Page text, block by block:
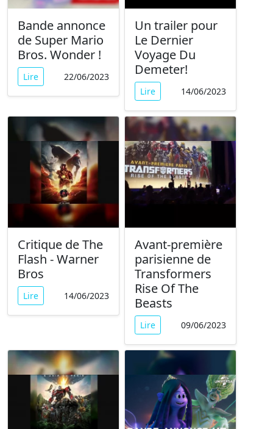
Bande annonce
de Super Mario
Bros. Wonder !
Lire 22/06/2023
Un trailer pour
Le Dernier
Voyage Du
Demeter!
Lire 14/06/2023
Critique de The
Flash - Warner
Bros
Lire 14/06/2023
Avant-première
parisienne de
Transformers
Rise Of The
Beasts
Lire 09/06/2023